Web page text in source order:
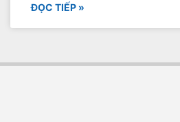
ĐỌC TIẾP »